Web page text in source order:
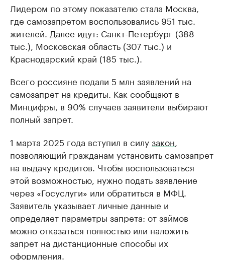
Лидером по этому показателю стала Москва,
где самозапретом воспользовались 951 тыс.
жителей. Далее идут: Санкт-Петербург (388
тыс.), Московская область (307 тыс.) и
Краснодарский край (185 тыс.).
Всего россияне подали 5 млн заявлений на
самозапрет на кредиты. Как сообщают в
Минцифры, в 90% случаев заявители выбирают
полный запрет.
1 марта 2025 года вступил в силузакон
позволяющий гражданам установить самозапрет
на выдачу кредитов. Чтобы воспользоваться
этой возможностью, нужно подать заявление
через «Госуслуги» или обратиться в МФЦ.
Заявитель указывает личные данные и
определяет параметры запрета: от займов
можно отказаться полностью или наложить
запрет на дистанционные способы их
оформления.